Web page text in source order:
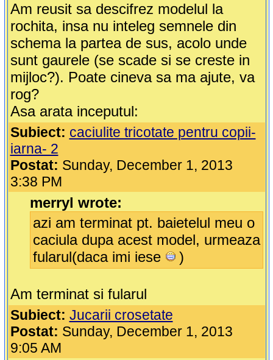
Am reusit sa descifrez modelul la
rochita, insa nu inteleg semnele din
schema la partea de sus, acolo unde
sunt gaurele (se scade si se creste in
mijloc?). Poate cineva sa ma ajute, va
rog?
Asa arata inceputul:
Subiect: caciulite tricotate pentru copii-
iarna- 2
Postat: Sunday, December 1, 2013
3:38 PM
merryl wrote:
azi am terminat pt. baietelul meu o
caciula dupa acest model, urmeaza
fularul(daca imi iese
)
Am terminat si fularul
Subiect: Jucarii crosetate
Postat: Sunday, December 1, 2013
9:05 AM